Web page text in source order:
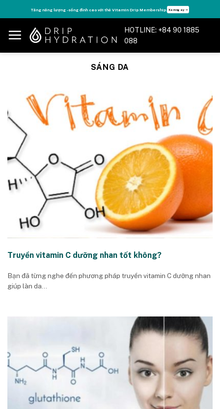
to
content
Tăng năng lượng - sống đỉnh cao với thẻ Vitamin Drip Membership. Xem ngay ➝
HOTLINE: +84 90 1885
088
SÁNG DA
Truyền vitamin C dưỡng nhan tốt không?
Bạn đã từng nghe đến phương pháp truyền vitamin C dưỡng nhan
giúp làn da...